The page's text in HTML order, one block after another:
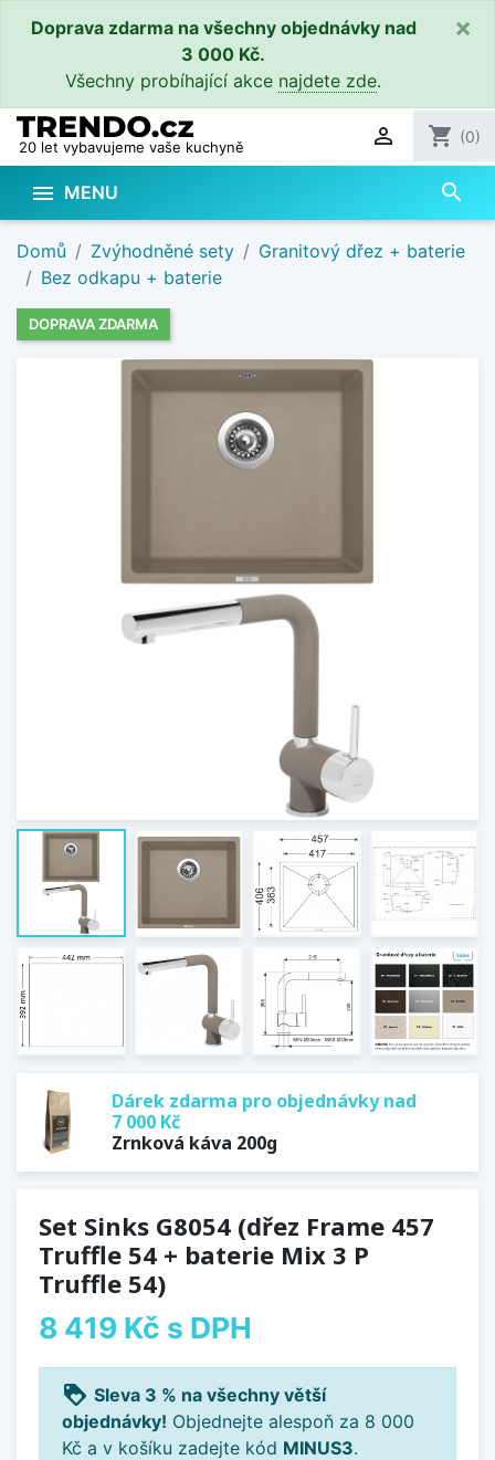
Doprava zdarma na všechny objednávky nad
3 000 Kč.
Všechny probíhající akce najdete zde.
×
20 let vybavujeme vaše kuchyně  shopping_cart (0)
 MENU search
Domů Zvýhodněné sety
Granitový dřez + baterie
Bez odkapu + baterie
DOPRAVA ZDARMA
Dárek zdarma pro objednávky nad
7 000 Kč
Zrnková káva 200g
Set Sinks G8054 (dřez Frame 457
Truffle 54 + baterie Mix 3 P
Truffle 54)
8 419 Kč s DPH
loyalty Sleva 3 % na všechny větší
objednávky! Objednejte alespoň za 8 000
Kč a v košíku zadejte kód MINUS3.